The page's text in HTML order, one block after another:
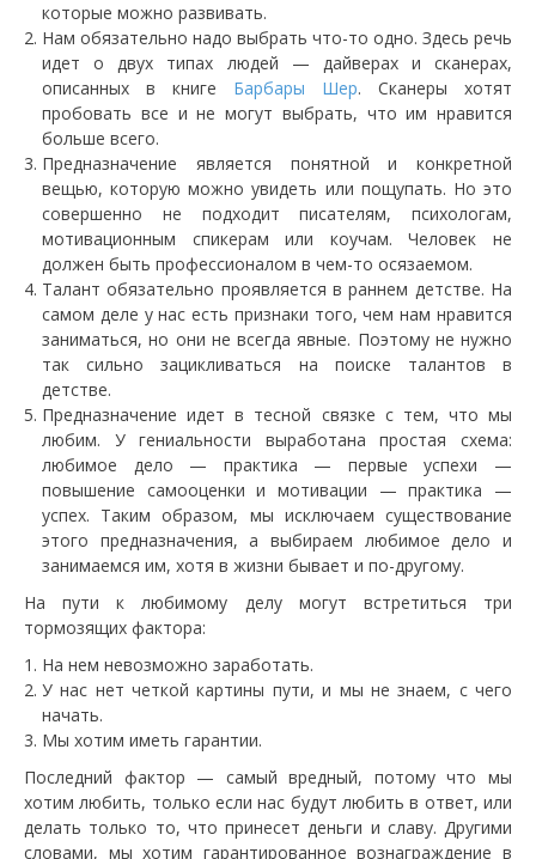
которые можно развивать.
Нам обязательно надо выбрать что-то одно. Здесь речь
идет о двух типах людей — дайверах и сканерах,
описанных в книге Барбары Шер. Сканеры хотят
пробовать все и не могут выбрать, что им нравится
больше всего.
Предназначение является понятной и конкретной
вещью, которую можно увидеть или пощупать. Но это
совершенно не подходит писателям, психологам,
мотивационным спикерам или коучам. Человек не
должен быть профессионалом в чем-то осязаемом.
Талант обязательно проявляется в раннем детстве. На
самом деле у нас есть признаки того, чем нам нравится
заниматься, но они не всегда явные. Поэтому не нужно
так сильно зацикливаться на поиске талантов в
детстве.
Предназначение идет в тесной связке с тем, что мы
любим. У гениальности выработана простая схема:
любимое дело — практика — первые успехи —
повышение самооценки и мотивации — практика —
успех. Таким образом, мы исключаем существование
этого предназначения, а выбираем любимое дело и
занимаемся им, хотя в жизни бывает и по-другому.
На пути к любимому делу могут встретиться три
тормозящих фактора:
На нем невозможно заработать.
У нас нет четкой картины пути, и мы не знаем, с чего
начать.
Мы хотим иметь гарантии.
Последний фактор — самый вредный, потому что мы
хотим любить, только если нас будут любить в ответ, или
делать только то, что принесет деньги и славу. Другими
словами, мы хотим гарантированное вознаграждение в